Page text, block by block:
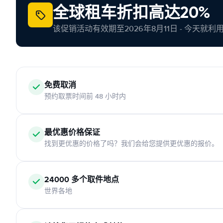
全球租车折扣高达20%
该促销活动有效期至2026年8月11日 - 今天就利用
免费取消
预约取票时间前 48 小时内
最优惠价格保证
找到更优惠的价格了吗？我们会给您提供更优惠的报价。
24000 多个取件地点
世界各地